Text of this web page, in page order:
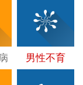
男性不育